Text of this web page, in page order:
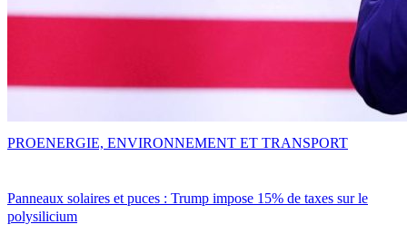
Panneaux solaires et puces : Trump impose 15% de taxes sur le
polysilicium
PROENERGIE, ENVIRONNEMENT ET TRANSPORT